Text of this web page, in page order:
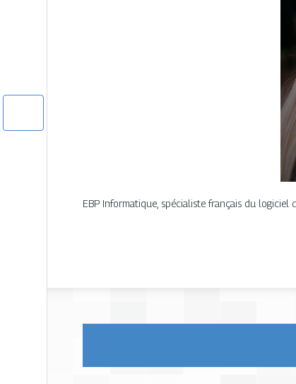
EBP Informatique, spécialiste français du